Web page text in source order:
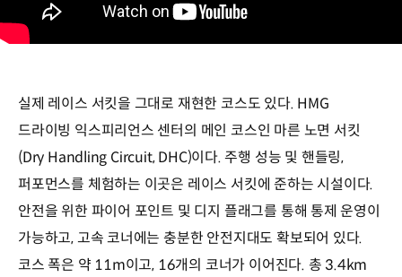
실제 레이스 서킷을 그대로 재현한 코스도 있다. HMG
드라이빙 익스피리언스 센터의 메인 코스인 마른 노면 서킷
(Dry Handling Circuit, DHC)이다. 주행 성능 및 핸들링,
퍼포먼스를 체험하는 이곳은 레이스 서킷에 준하는 시설이다.
안전을 위한 파이어 포인트 및 디지 플래그를 통해 통제 운영이
가능하고, 고속 코너에는 충분한 안전지대도 확보되어 있다.
코스 폭은 약 11m이고, 16개의 코너가 이어진다. 총 3.4km